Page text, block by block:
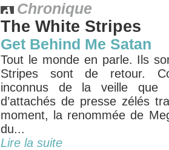
Chronique
The White Stripes
Get Behind Me Satan
Tout le monde en parle. Ils
Stripes sont de retour.
inconnus de la veille que
d’attachés de presse zélés
moment, la renommée de
du...
Lire la suite